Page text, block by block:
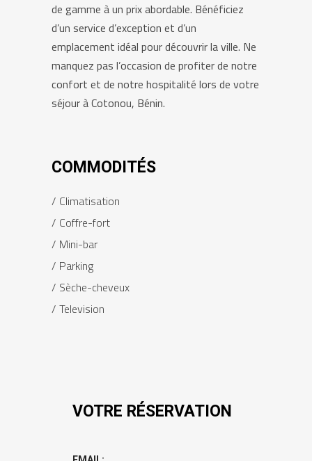
de gamme à un prix abordable. Bénéficiez
d’un service d’exception et d’un
emplacement idéal pour découvrir la ville. Ne
manquez pas l’occasion de profiter de notre
confort et de notre hospitalité lors de votre
séjour à Cotonou, Bénin.
COMMODITÉS
Climatisation
Coffre-fort
Mini-bar
Parking
Sèche-cheveux
Television
VOTRE RÉSERVATION